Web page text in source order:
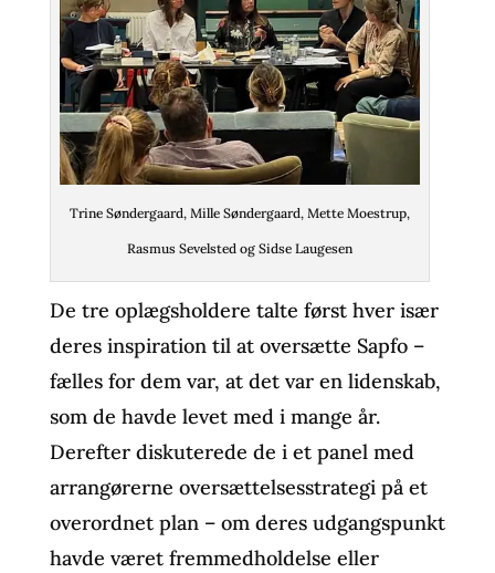
Trine Søndergaard, Mille Søndergaard, Mette Moestrup,
Rasmus Sevelsted og Sidse Laugesen
De tre oplægsholdere talte først hver især
deres inspiration til at oversætte Sapfo –
fælles for dem var, at det var en lidenskab,
som de havde levet med i mange år.
Derefter diskuterede de i et panel med
arrangørerne oversættelsesstrategi på et
overordnet plan – om deres udgangspunkt
havde været fremmedholdelse eller